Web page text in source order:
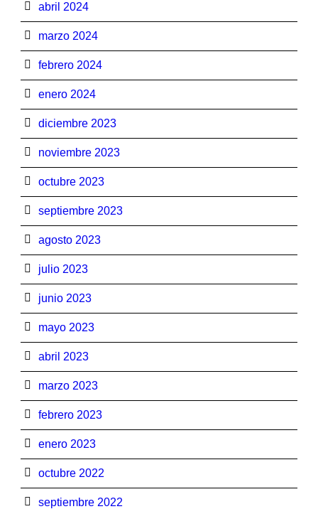
abril 2024
marzo 2024
febrero 2024
enero 2024
diciembre 2023
noviembre 2023
octubre 2023
septiembre 2023
agosto 2023
julio 2023
junio 2023
mayo 2023
abril 2023
marzo 2023
febrero 2023
enero 2023
octubre 2022
septiembre 2022